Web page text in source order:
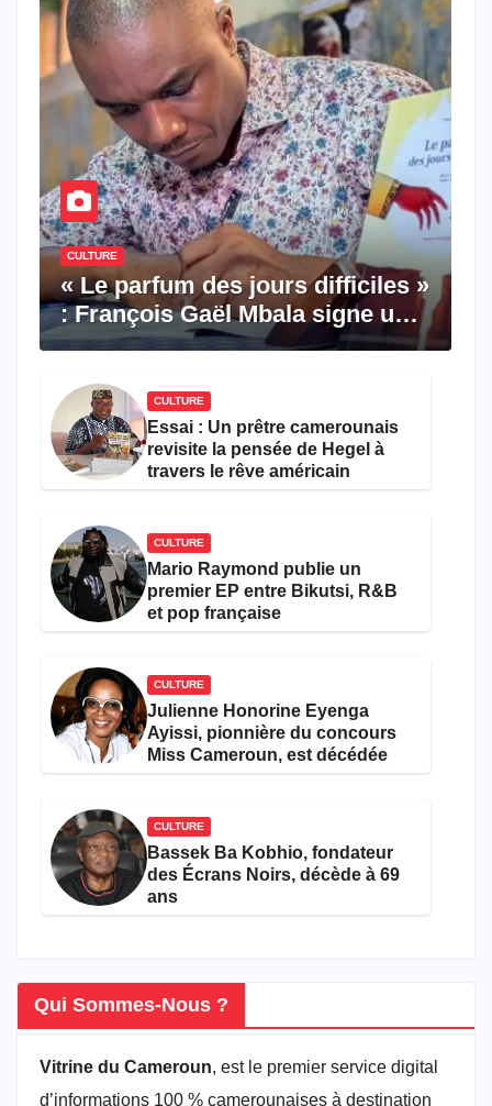
CULTURE
« Le parfum des jours difficiles »
: François Gaël Mbala signe un
premier roman porté par la
CULTURE
Essai : Un prêtre camerounais
revisite la pensée de Hegel à
travers le rêve américain
CULTURE
Mario Raymond publie un
premier EP entre Bikutsi, R&B
et pop française
CULTURE
Julienne Honorine Eyenga
Ayissi, pionnière du concours
Miss Cameroun, est décédée
CULTURE
Bassek Ba Kobhio, fondateur
des Écrans Noirs, décède à 69
ans
Qui Sommes-Nous ?
Vitrine du Cameroun, est le premier service digital
d’informations 100 % camerounaises à destination